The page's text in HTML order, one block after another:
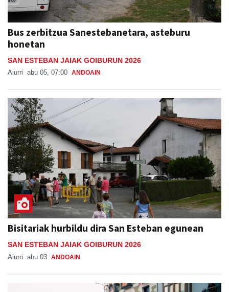
Bus zerbitzua Sanestebanetara, asteburu
honetan
SAN ESTEBAN JAIAK GOIBURUN 2026
Aiurri abu 05, 07:00 ANDOAIN
Bisitariak hurbildu dira San Esteban egunean
SAN ESTEBAN JAIAK GOIBURUN 2026
Aiurri abu 03 ANDOAIN